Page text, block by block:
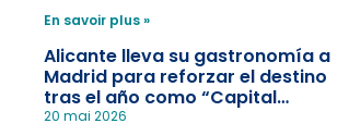
En savoir plus »
Alicante lleva su gastronomía a
Madrid para reforzar el destino
tras el año como “Capital
Española”
20 mai 2026